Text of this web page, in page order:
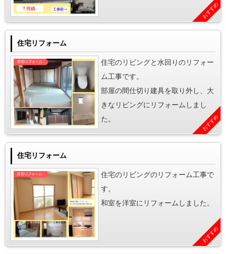
おすすめ
住宅リフォーム
住宅のリビングと水回りのリフォー
ム工事です。
部屋の間仕切り建具を取り外し、大
きなリビングにリフォームしまし
た。
おすすめ
住宅リフォーム
住宅のリビングのリフォーム工事で
す。
和室を洋室にリフォームしました。
おすすめ